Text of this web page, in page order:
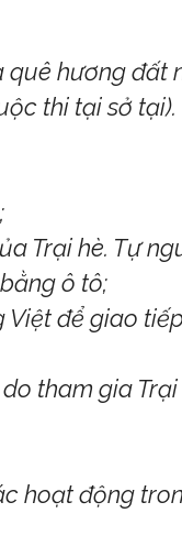
hương đất
thi tại sở tại).
Trại hè. Tự
ô tô;
Việt để giao
tham gia
hoạt động